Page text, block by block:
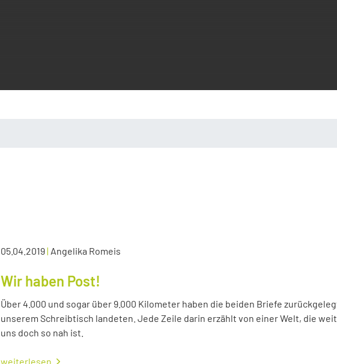
05.04.2019| Angelika Romeis
Wir haben Post!
Über 4.000 und sogar über 9.000 Kilometer haben die beiden Briefe
unserem Schreibtisch landeten. Jede Zeile darin erzählt von einer Welt, die
uns doch so nah ist.
weiterlesen